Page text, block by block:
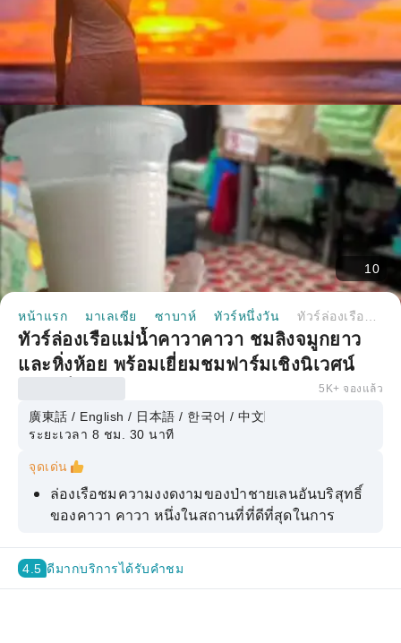
10
หน้าแรก มาเลเซีย ซาบาห์ ทัวร์หนึ่งวัน
ทัวร์ล่องเรือแม่น้ำคาวาคาวา ชมลิงจมูกยาว
และหิ่งห้อย พร้อมเยี่ยมชมฟาร์มเชิงนิเวศน์
แบบเที่ยวเดียว | โคตาคินาบาลู, ซาบาห์,
มาเลเซีย
5K+ จองแล้ว
廣東話 / English / 日本語 / 한국어 / 中文
ระยะเวลา 8 ชม. 30 นาที
จุดเด่น
ล่องเรือชมความงงดงามของป่าชายเลนอันบริสุทธิ์
ของคาวา คาวา หนึ่งในสถานที่ที่ดีที่สุดในการ
เพลิดเพลินกับการเยี่ยมชมฟาร์มเชิงนิเวศฟรี ก่อน
การล่องเรือ พร้อมโอกาสในการใกล้ชิดกับสัตว์น่า
4.5 ดีมากบริการได้รับคำชม